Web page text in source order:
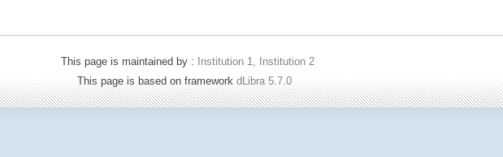
This page is maintained by :
Institution 1, Institution 2
This page is based on framework dLibra 5.7.0